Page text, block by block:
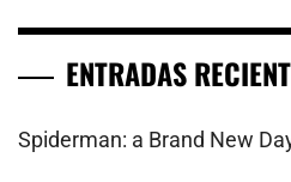
ENTRADAS
Spiderman: a Brand New